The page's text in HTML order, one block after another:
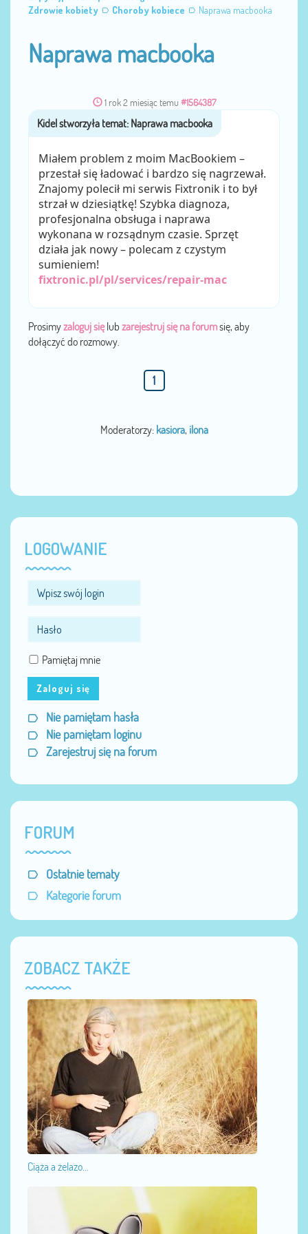
Zdrowie kobiety
Choroby kobiece Naprawa macbooka
Naprawa macbooka
1 rok 2 miesiąc temu #1564387
przezKidel
Miałem problem z moim MacBookiem –
przestał się ładować i bardzo się nagrzewał.
Znajomy polecił mi serwis Fixtronik i to był
strzał w dziesiątkę! Szybka diagnoza,
profesjonalna obsługa i naprawa
wykonana w rozsądnym czasie. Sprzęt
działa jak nowy – polecam z czystym
sumieniem!
fixtronic.pl/pl/services/repair-mac
Prosimyzaloguj sięlub zarejestruj się na forumsię, aby
dołączyć do rozmowy.
1
Moderatorzy: kasiora, ilona
LOGOWANIE
Pamiętaj mnie
Zaloguj się
Nie pamiętam hasła
Nie pamiętam loginu
Zarejestruj się na forum
FORUM
Ostatnie tematy
Kategorie forum
ZOBACZ TAKŻE
Ciąża a żelazo...